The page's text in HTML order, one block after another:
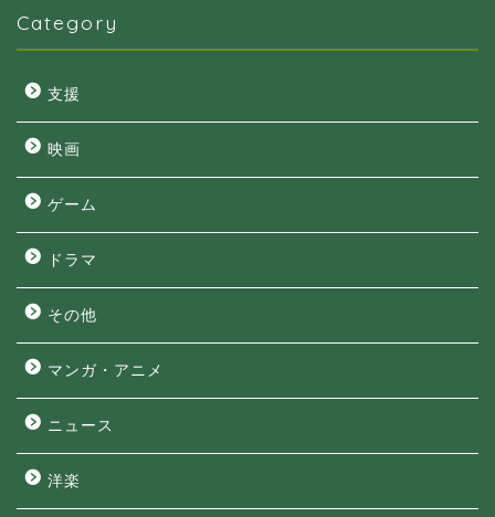
Category
支援
映画
ゲーム
ドラマ
その他
マンガ・アニメ
ニュース
洋楽